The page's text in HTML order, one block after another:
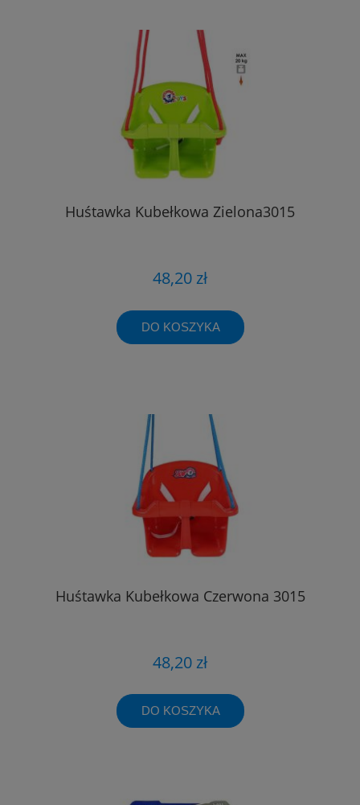
Huśtawka Kubełkowa Zielona3015
48,20 zł
DO KOSZYKA
Huśtawka Kubełkowa Czerwona 3015
48,20 zł
DO KOSZYKA